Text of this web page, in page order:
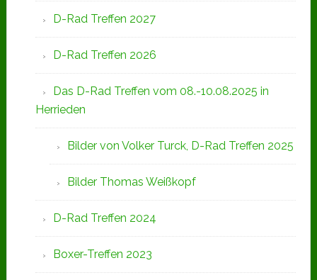
D-Rad Treffen 2027
D-Rad Treffen 2026
Das D-Rad Treffen vom 08.-10.08.2025 in
Herrieden
Bilder von Volker Turck, D-Rad Treffen 2025
Bilder Thomas Weißkopf
D-Rad Treffen 2024
Boxer-Treffen 2023